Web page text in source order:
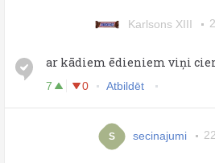
Karlsons XIII
ar kādiem ēdieniem viņi
7 0 Atbildēt
S secinajumi